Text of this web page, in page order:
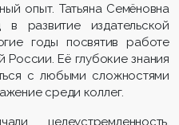
опыт. Татьяна Семёновна
в развитие издательской
годы посвятив работе
России. Её глубокие знания
с любыми сложностями
среди коллег.
целеустремленность,